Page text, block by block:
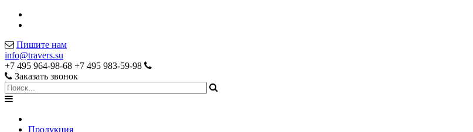
Пишите нам
info@travers.su
+7 495 964-98-68 +7 495 983-59-98
Заказать звонок
Продукция